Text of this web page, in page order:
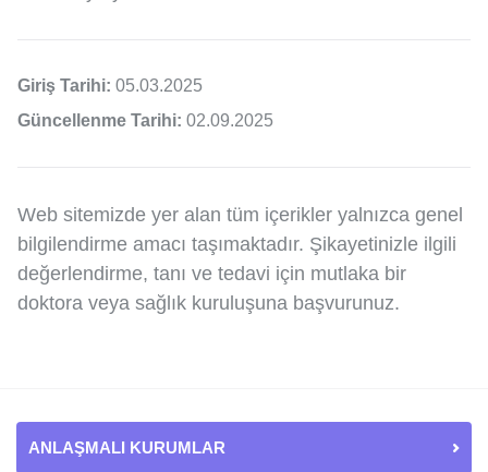
Giriş Tarihi: 05.03.2025
Güncellenme Tarihi: 02.09.2025
Web sitemizde yer alan tüm içerikler yalnızca genel
bilgilendirme amacı taşımaktadır. Şikayetinizle ilgili
değerlendirme, tanı ve tedavi için mutlaka bir
doktora veya sağlık kuruluşuna başvurunuz.
ANLAŞMALI KURUMLAR